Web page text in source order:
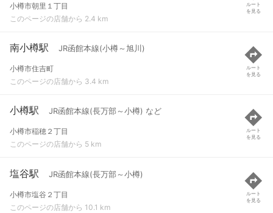
小樽市朝里１丁目
このページの店舗から 2.4 km
ルート
を見る
南小樽駅 JR函館本線(小樽～旭川)
小樽市住吉町
このページの店舗から 3.4 km
ルート
を見る
小樽駅 JR函館本線(長万部～小樽) など
小樽市稲穂２丁目
このページの店舗から 5 km
ルート
を見る
塩谷駅 JR函館本線(長万部～小樽)
小樽市塩谷２丁目
このページの店舗から 10.1 km
ルート
を見る